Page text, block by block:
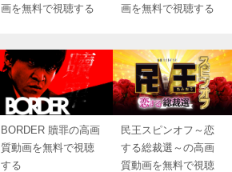
画を無料で視聴する 画を無料で視聴する
BORDER 贖罪の高画
質動画を無料で視聴
する
民王スピンオフ～恋
する総裁選～の高画
質動画を無料で視聴